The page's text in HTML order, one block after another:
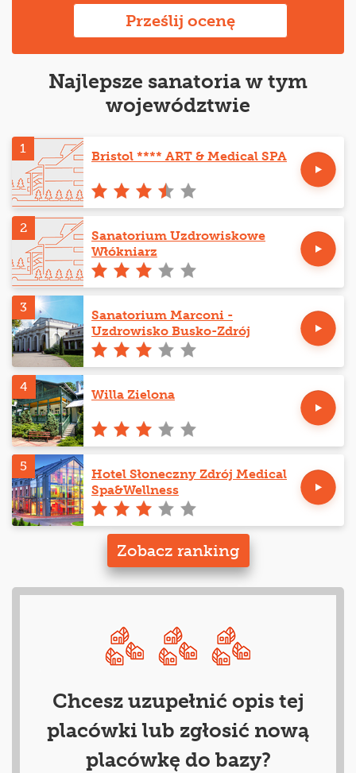
Prześlij ocenę
Najlepsze sanatoria w tym
województwie
1
Bristol **** ART & Medical SPA
2
Sanatorium Uzdrowiskowe
Włókniarz
3
Sanatorium Marconi -
Uzdrowisko Busko-Zdrój
4
Willa Zielona
5
Hotel Słoneczny Zdrój Medical
Spa&Wellness
Zobacz ranking
Chcesz uzupełnić opis tej
placówki lub zgłosić nową
placówkę do bazy?